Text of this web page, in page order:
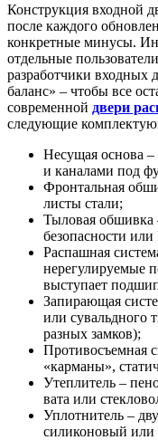
Конструкция входной
после каждого
конкретные минусы.
отдельные
разработчики входных
баланс» – чтобы все
современной двери
следующие
Несущая основа –
и каналами под
Фронтальная
листы стали;
Тыловая обшивка
безопасности
Распашная
нерегулируемые
выступает
Запирающая
или сувальдного
разных замков);
Противосъемная
«карманы»,
Утеплитель –
вата или
Уплотнитель –
силиконовый или